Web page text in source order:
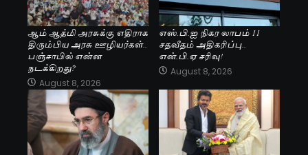
ஆம் ஆத்மி அரசுக்கு எதிராக
திரும்பிய அரசு ஊழியர்கள்..
பஞ்சாபில் என்ன
நடக்கிறது?
August 8, 2026
எஸ்.பி.ஐ நிகர லாபம் 11
சதவீதம் அதிகரிப்பு..
என்.பி.ஏ சரிவு!
August 8, 2026